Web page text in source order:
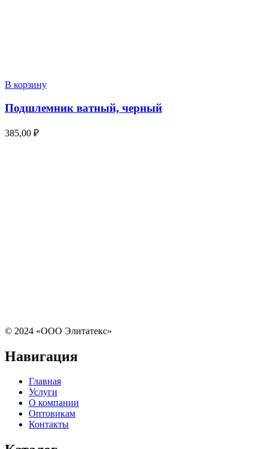
В корзину
Подшлемник ватный, черный
385,00 ₽
© 2024 «ООО Элитатекс»
Навигация
Главная
Услуги
О компании
Оптовикам
Контакты